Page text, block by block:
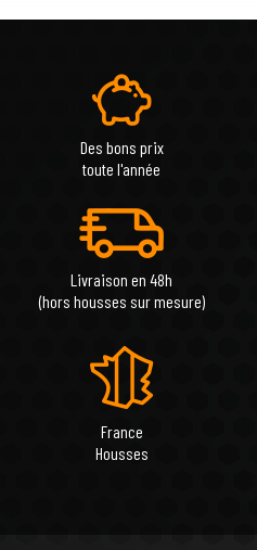
Des bons prix
toute l'année
Livraison en 48h
(hors housses sur mesure)
France
Housses